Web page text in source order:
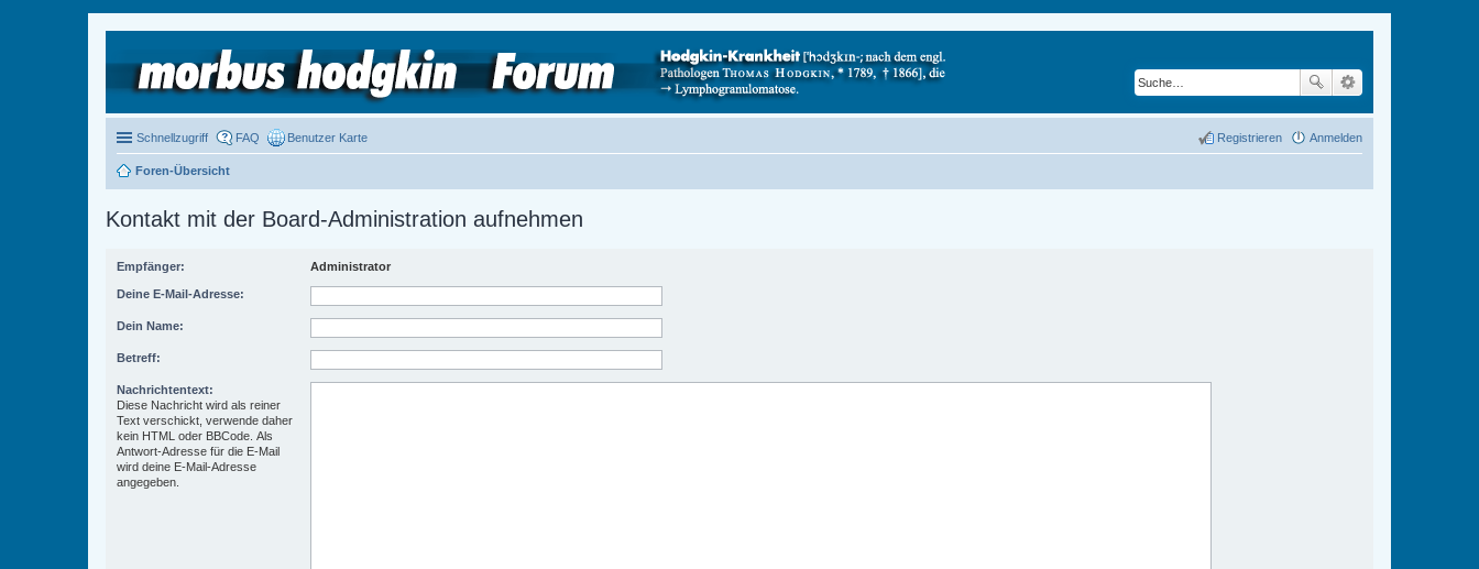
Schnellzugriff FAQ Benutzer Karte Anmelden
Registrieren
Foren-Übersicht
Kontakt mit der Board-Administration aufnehmen
Empfänger: Administrator
Deine E-Mail-Adresse:
Dein Name:
Betreff:
Nachrichtentext:
Diese Nachricht wird als reiner
Text verschickt, verwende daher
kein HTML oder BBCode. Als
Antwort-Adresse für die E-Mail
wird deine E-Mail-Adresse
angegeben.